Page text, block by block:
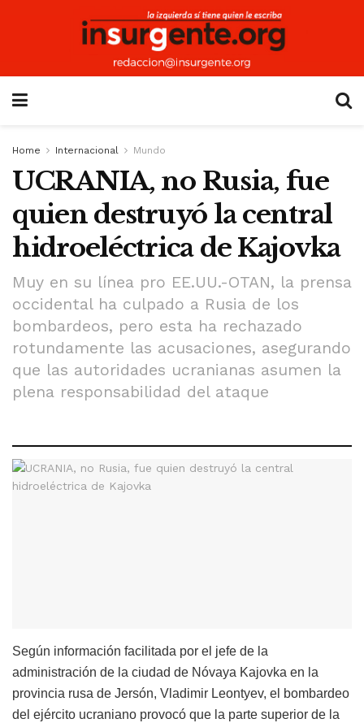
Home Internacional Mundo
UCRANIA, no Rusia, fue
quien destruyó la central
hidroeléctrica de Kajovka
Muy en su línea pro EE.UU.-OTAN, la prensa
occidental ha culpado a Rusia de los
bombardeos, pero esta ha rechazado
rotundamente las acusaciones, asegurando
que las autoridades ucranianas asumen la
plena responsabilidad del ataque
Según información facilitada por el jefe de la
administración de la ciudad de Nóvaya Kajovka en la
provincia rusa de Jersón, Vladimir Leontyev, el bombardeo
del ejército ucraniano provocó que la parte superior de la